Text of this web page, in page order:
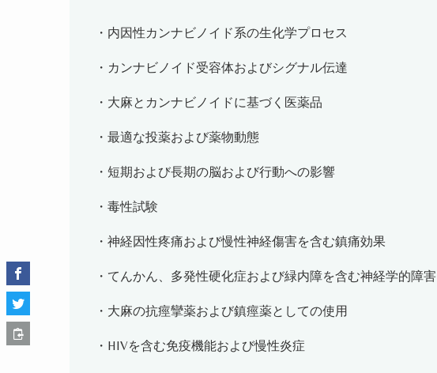
・内因性カンナビノイド系の生化学プロセス
・カンナビノイド受容体およびシグナル伝達
・大麻とカンナビノイドに基づく医薬品
・最適な投薬および薬物動態
・短期および長期の脳および行動への影響
・毒性試験
・神経因性疼痛および慢性神経傷害を含む鎮痛効果
・てんかん、多発性硬化症および緑内障を含む神経学的障害
・大麻の抗痙攣薬および鎮痙薬としての使用
・ HIVを含む免疫機能および慢性炎症